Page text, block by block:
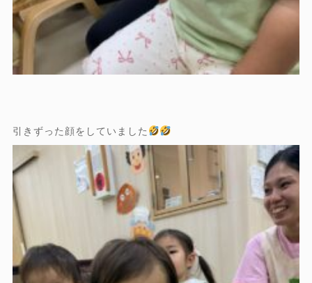
引きずった顔をしていました